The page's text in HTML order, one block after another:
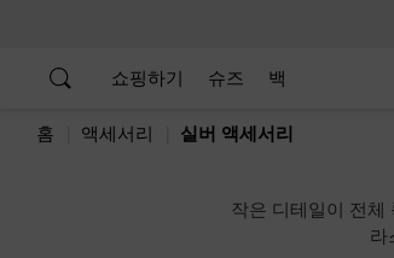
쇼핑하기 슈즈 백
홈 액세서리 실버 액세서리
작은 디테일이 전체
라